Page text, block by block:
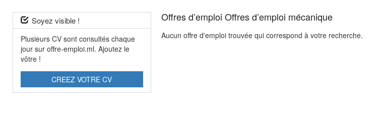
Soyez visible !
Plusieurs CV sont consultés chaque
jour sur offre-emploi.ml. Ajoutez le
vôtre !
CREEZ VOTRE CV
Offres d’emploi Offres d’emploi mécanique
Aucun offre d'emploi trouvée qui correspond à votre recherche.